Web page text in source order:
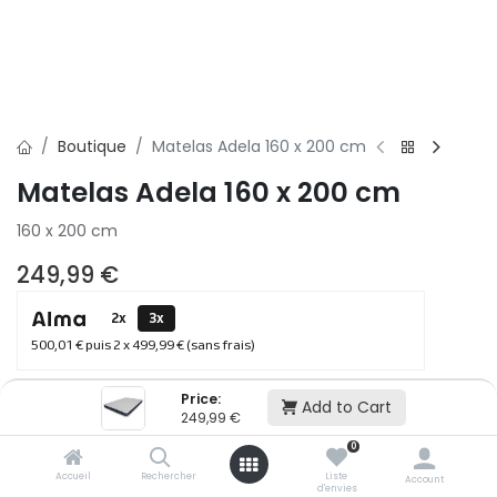
Price:
249,99 € Add to Cart
Accueil Rechercher
0
Liste
d'envies
Account
Boutique Matelas Adela 160 x 200 cm
Matelas Adela 160 x 200 cm
160 x 200 cm
249,99 €
2x
3x
500,01 € puis 2 x 499,99 € (sans frais)
Ajouter au panier
Ajouter à la liste d'envie